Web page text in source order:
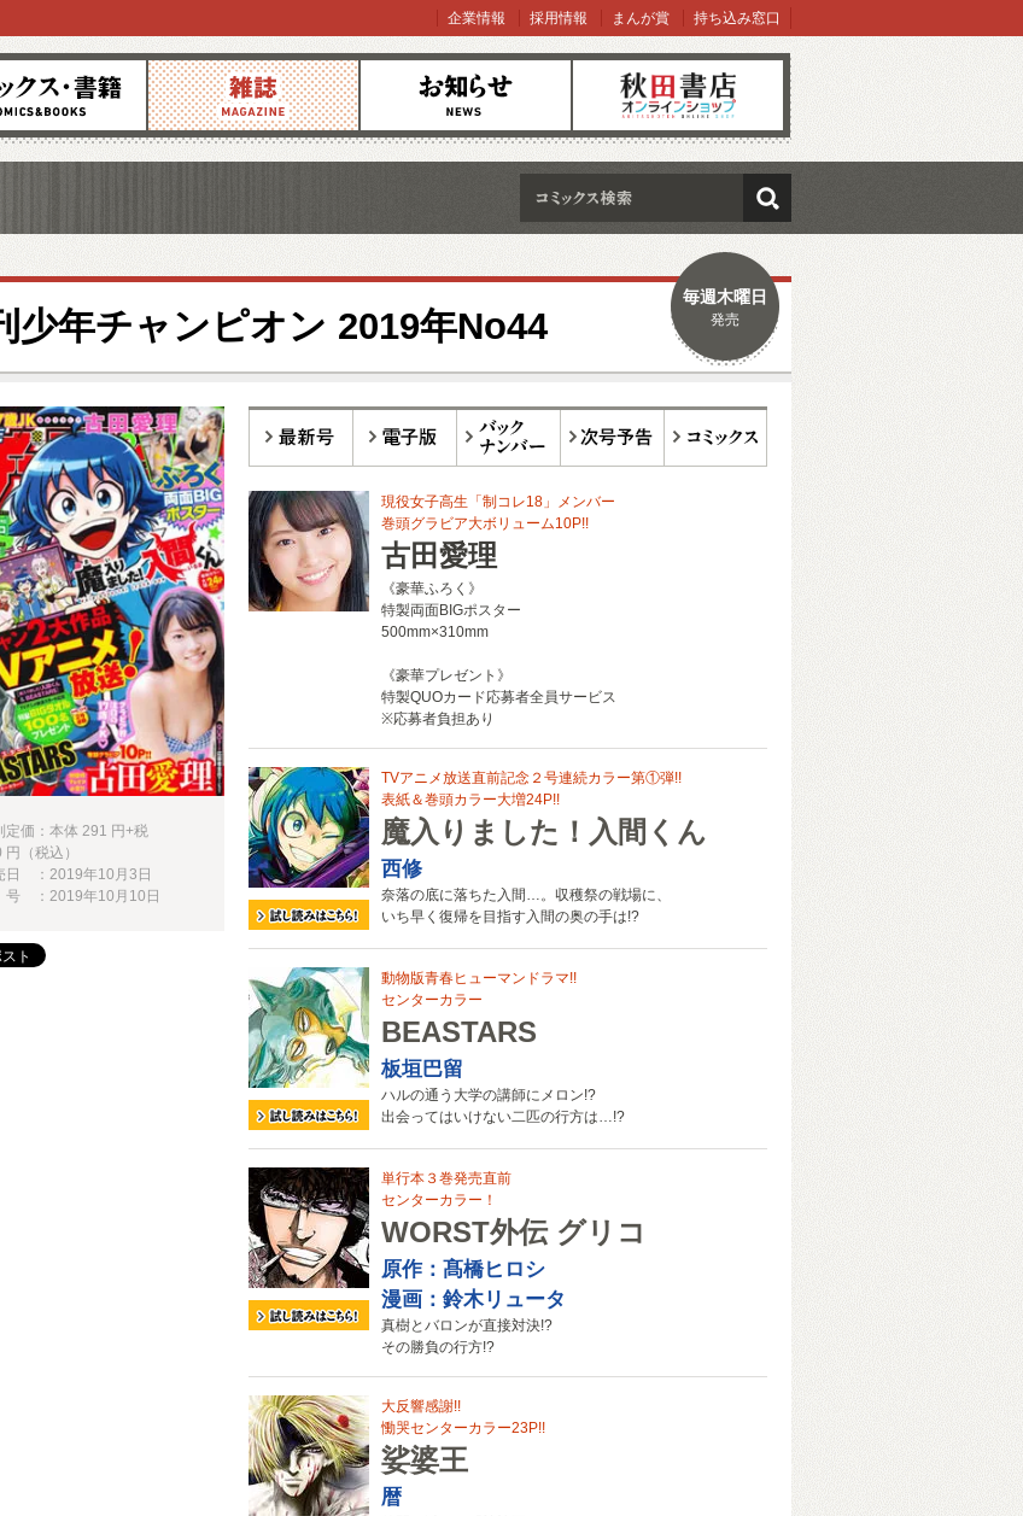
雑誌 お知らせ オンラインショップ
企業情報 採用情報 まんが賞 持ち込み窓口
検索
少年チャンピオン 2019年No44
毎週木曜日
発売
現役女子高生「制コレ18」メンバー
巻頭グラビア大ボリューム10P!!
古田愛理
《豪華ふろく》
特製両面BIGポスター
500mm×310mm
《豪華プレゼント》
特製QUOカード応募者全員サービス
※応募者負担あり
TVアニメ放送直前記念２号連続カラー第①弾!!
表紙＆巻頭カラー大増24P!!
魔入りました！入間くん
西修
奈落の底に落ちた入間…。収穫祭の戦場に、
いち早く復帰を目指す入間の奥の手は!?
動物版青春ヒューマンドラマ!!
センターカラー
BEASTARS
板垣巴留
ハルの通う大学の講師にメロン!?
出会ってはいけない二匹の行方は…!?
単行本３巻発売直前
センターカラー！
WORST外伝 グリコ
原作：髙橋ヒロシ
漫画：鈴木リュータ
真樹とバロンが直接対決!?
その勝負の行方!?
大反響感謝!!
慟哭センターカラー23P!!
娑婆王
暦
定価：本体 291 円+税
円（税込）
日 ：2019年10月3日
：2019年10月10日